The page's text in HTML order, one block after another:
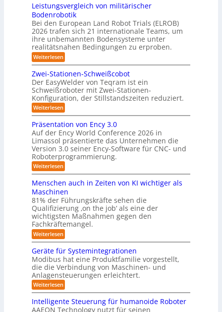
6m
3
D
-
S
t
e
r
e
o
-
K
a
m
e
r
a
s
y
s
t
e
m
f
ü
r
R
o
b
o
t
i
u
u
t
t
l
e
-
S
y
s
t
e
m
f
ü
r
R
e
i
r
ä
u
m
e
b
i
s
I
S
O
-
K
l
Leistungsvergleich von militärischer
Bodenrobotik
Bei den European Land Robot Trials (ELROB)
2026 trafen sich 21 internationale Teams, um
ihre unbemannten Bodensysteme unter
realitätsnahen Bedingungen zu erproben.
Weiterlesen:
L
e
i
s
t
u
n
g
s
v
e
r
g
l
e
i
c
h
v
o
n
m
i
l
i
t
ä
r
i
s
c
h
e
r
B
o
Zwei-Stationen-Schweißcobot
Der EasyWelder von Teqram ist ein
Schweißroboter mit Zwei-Stationen-
Konfiguration, der Stillstandszeiten reduziert.
Weiterlesen:
Z
w
e
i
-
S
t
a
t
i
o
n
e
n
-
S
c
h
w
i
ß
c
o
b
o
t
Präsentation von Ency 3.0
Auf der Ency World Conference 2026 in
Limassol präsentierte das Unternehmen die
Version 3.0 seiner Ency-Software für CNC- und
Roboterprogrammierung.
Weiterlesen:
P
ä
s
e
n
t
a
t
i
o
n
v
o
n
E
n
c
y
3
Menschen auch in Zeiten von KI wichtiger als
Maschinen
81% der Führungskräfte sehen die
Qualifizierung ‚on the job‘ als eine der
wichtigsten Maßnahmen gegen den
Fachkräftemangel.
Weiterlesen:
M
n
s
c
h
e
n
u
c
Geräte für Systemintegrationen
Modibus hat eine Produktfamilie vorgestellt,
die die Verbindung von Maschinen- und
Anlagensteuerungen erleichtert.
Weiterlesen:
G
e
r
Intelligente Steuerung für humanoide Roboter
AAEON Technology nutzt für seinen